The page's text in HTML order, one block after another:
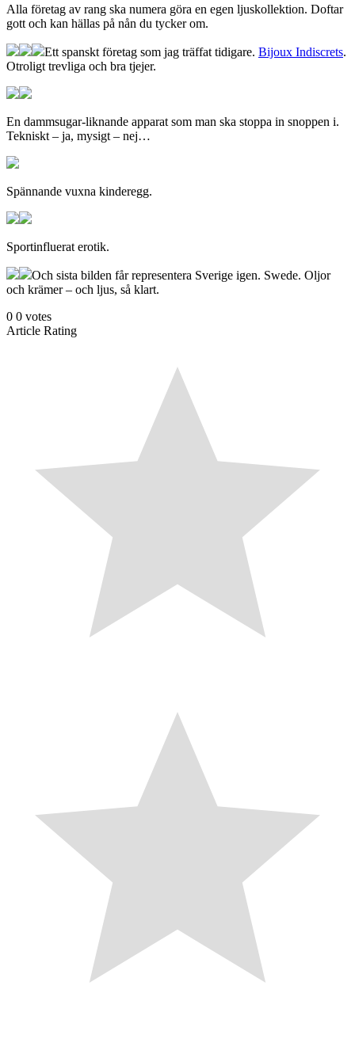
Alla företag av rang ska numera göra en egen ljuskollektion. Doftar
gott och kan hällas på nån du tycker om.
Ett spanskt företag som jag träffat tidigare. Bijoux Indiscrets.
Otroligt trevliga och bra tjejer.
En dammsugar-liknande apparat som man ska stoppa in snoppen i.
Tekniskt – ja, mysigt – nej…
Spännande vuxna kinderegg.
Sportinfluerat erotik.
Och sista bilden får representera Sverige igen. Swede. Oljor
och krämer – och ljus, så klart.
0 0 votes
Article Rating